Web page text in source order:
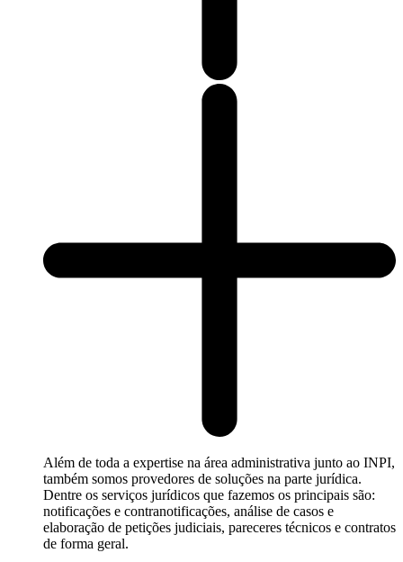
Além de toda a expertise na área administrativa junto ao INPI,
também somos provedores de soluções na parte jurídica.
Dentre os serviços jurídicos que fazemos os principais são:
notificações e contranotificações, análise de casos e
elaboração de petições judiciais, pareceres técnicos e contratos
de forma geral.